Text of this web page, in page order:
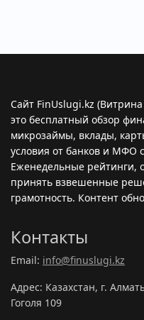
Сайт FinUslugi.kz
это бесплатный обзор
микрозаймы, вклады,
условия от банков и МФО
Еженедельные рейтинги,
принять взвешенные
грамотность. Контент
Контакты
Email: info@finuslugi.kz
Адрес: Казахстан, г.
Гоголя 109